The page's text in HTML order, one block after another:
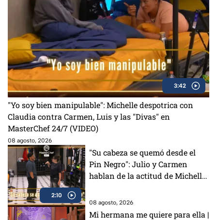
3:42
"Yo soy bien manipulable": Michelle despotrica con
Claudia contra Carmen, Luis y las "Divas" en
MasterChef 24/7 (VIDEO)
08 agosto, 2026
2:10
"Su cabeza se quemó desde el
Pin Negro": Julio y Carmen
hablan de la actitud de Michelle
08 agosto, 2026
Mi hermana me quiere para ella |